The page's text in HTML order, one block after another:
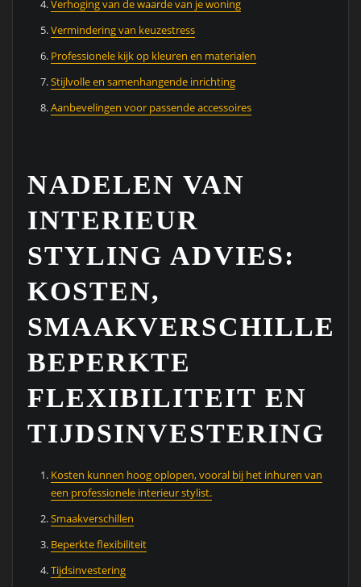
Verhoging van de waarde van je woning
Vermindering van keuzestress
Professionele kijk op kleuren en materialen
Stijlvolle en samenhangende inrichting
Aanbevelingen voor passende accessoires
NADELEN VAN
INTERIEUR
STYLING ADVIES:
KOSTEN,
BEPERKTE
FLEXIBILITEIT EN
TIJDSINVESTERING
Kosten kunnen hoog oplopen, vooral bij het inhuren van
een professionele interieur stylist.
Smaakverschillen
Beperkte flexibiliteit
Tijdsinvestering